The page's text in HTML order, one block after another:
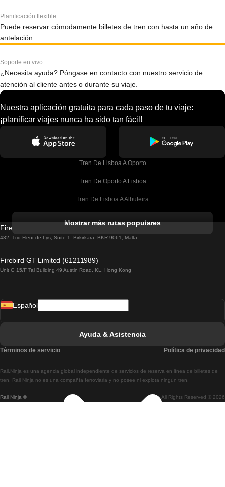
Planificación flexible
Puede reservar cómodamente billetes de tren con hasta un año de
antelación.
Soporte en vivo
¿Necesita ayuda? Póngase en contacto con nuestro servicio de
atención al cliente antes o durante su viaje.
Nuestra aplicación gratuita para cada paso de tu viaje:
¡planificar viajes nunca ha sido tan fácil!
Tren De Lisboa A Oporto
Tren De Oporto A Lisboa
Tren De Lisboa A Albufeira
Tren De Lisboa A Lagos
Tren De Lisboa A Madrid
Tren De Lisboa A Braga
Tren De Braga A Lisboa
Mostrar más rutas populares
Firebird GT Limited (OC 1451)
432, Triq Fleur de Lys, Suite 1, Birkirkara, BKR 9061, Malta
Firebird GT Limited (61211989)
Unit G 15/F Tal Building 49 Austin Road, KL, Hong Kong
Rail Ninja ® All Rights Reserved © 2026
Rail.Ninja es una agencia global independiente de servicios de reserva en línea de billetes de
tren. Rail Ninja no es una compañía ferroviaria y no posee ni explota ningún tren.
Español
Ayuda & Asistencia
Términos de servicio Política de privacidad